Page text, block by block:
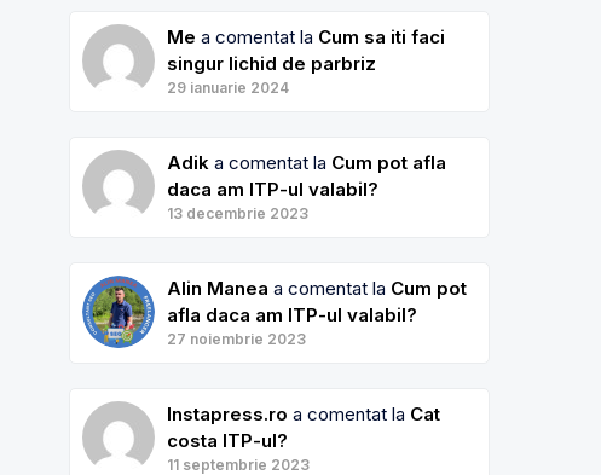
Me a comentat la Cum sa iti faci
singur lichid de parbriz
29 ianuarie 2024
Adik a comentat la Cum pot afla
daca am ITP-ul valabil?
13 decembrie 2023
Alin Manea a comentat la Cum pot
afla daca am ITP-ul valabil?
27 noiembrie 2023
Instapress.ro a comentat la Cat
costa ITP-ul?
11 septembrie 2023